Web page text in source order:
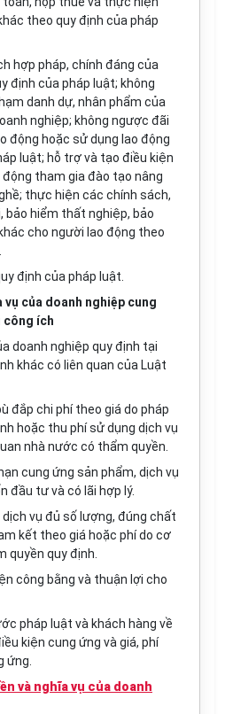
theo quy định của pháp
hợp pháp, chính đáng của
định của pháp luật; không
danh dự, nhân phẩm của
nghiệp; không ngược đãi
động hoặc sử dụng lao động
luật; hỗ trợ và tạo điều kiện
tham gia đào tạo nâng
thực hiện các chính sách,
bảo hiểm thất nghiệp, bảo
cho người lao động theo
định của pháp luật.
vụ của doanh nghiệp cung
công ích
doanh nghiệp quy định tại
khác có liên quan của Luật
đắp chi phí theo giá do pháp
hoặc thu phí sử dụng dịch vụ
nhà nước có thẩm quyền.
cung ứng sản phẩm, dịch vụ
đầu tư và có lãi hợp lý.
dịch vụ đủ số lượng, đúng chất
kết theo giá hoặc phí do cơ
quyền quy định.
công bằng và thuận lợi cho
pháp luật và khách hàng về
kiện cung ứng và giá, phí
ứng.
và nghĩa vụ của doanh